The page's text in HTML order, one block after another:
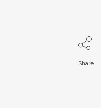
Share